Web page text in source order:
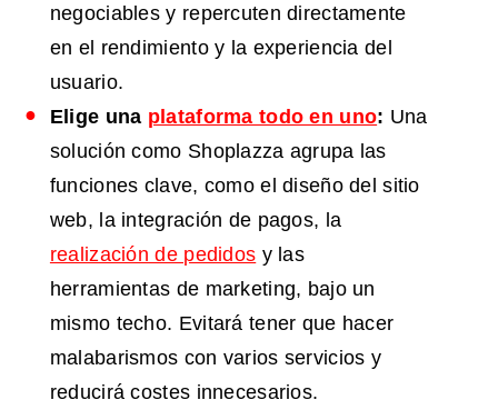
negociables y repercuten directamente
en el rendimiento y la experiencia del
usuario.
Elige una plataforma todo en uno: Una
solución como Shoplazza agrupa las
funciones clave, como el diseño del sitio
web, la integración de pagos, la
realización de pedidos y las
herramientas de marketing, bajo un
mismo techo. Evitará tener que hacer
malabarismos con varios servicios y
reducirá costes innecesarios.